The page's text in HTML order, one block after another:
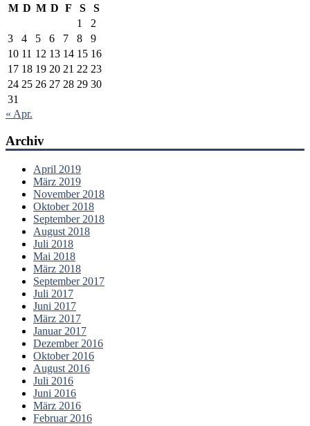
M D M D F S
S
1
2
3
4 5 6 7 8
9
10 11 12 13 14 15 16
17 18 19 20 21 22 23
24 25 26 27 28 29 30
31
« Apr.
Archiv
April 2019
März 2019
November 2018
Oktober 2018
September 2018
August 2018
Juli 2018
Mai 2018
März 2018
September 2017
Juli 2017
Juni 2017
März 2017
Januar 2017
Dezember 2016
Oktober 2016
August 2016
Juli 2016
Juni 2016
März 2016
Februar 2016